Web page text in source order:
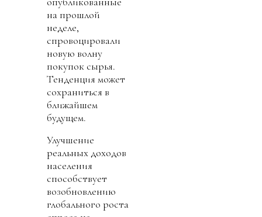
на прошлой
неделе,
спровоцировали
новую волну
покупок сырья.
Тенденция может
сохраниться в
ближайшем
будущем.
Улучшение
реальных доходов
населения
способствует
возобновлению
глобального роста